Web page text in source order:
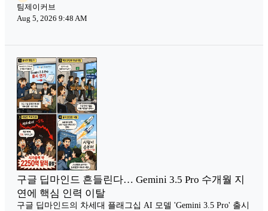
팀제이커브
Aug 5, 2026 9:48 AM
구글 딥마인드 흔들린다… Gemini 3.5 Pro 수개월 지
연에 핵심 인력 이탈
구글 딥마인드의 차세대 플래그십 AI 모델 'Gemini 3.5 Pro' 출시